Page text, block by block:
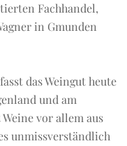
Fachhandel,
in Gmunden
das Weingut heute
und am
vor allem aus
unmissverständlich